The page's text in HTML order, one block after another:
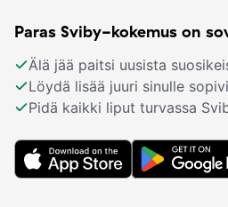
Paras Sviby-kokemus on
Älä jää paitsi uusista
Löydä lisää juuri sinulle
Pidä kaikki liput turvassa